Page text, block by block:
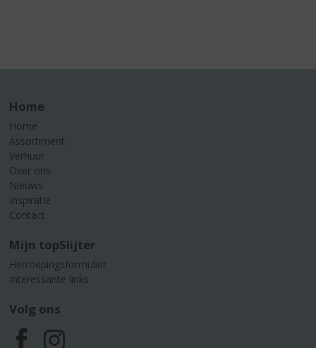
Home
Home
Assortiment
Verhuur
Over ons
Nieuws
Inspiratie
Contact
Mijn topSlijter
Herroepingsformulier
Interessante links
Volg ons
F I